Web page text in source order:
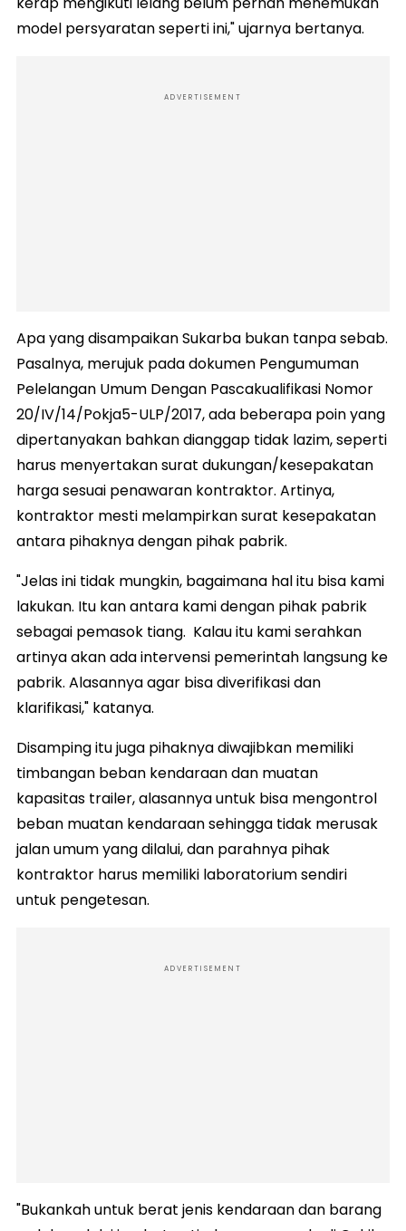
model persyaratan seperti ini," ujarnya bertanya.
ADVERTISEMENT
Apa yang disampaikan Sukarba bukan tanpa sebab.
Pasalnya, merujuk pada dokumen Pengumuman
Pelelangan Umum Dengan Pascakualifikasi Nomor
20/IV/14/Pokja5-ULP/2017, ada beberapa poin yang
dipertanyakan bahkan dianggap tidak lazim, seperti
harus menyertakan surat dukungan/kesepakatan
harga sesuai penawaran kontraktor. Artinya,
kontraktor mesti melampirkan surat kesepakatan
antara pihaknya dengan pihak pabrik.
"Jelas ini tidak mungkin, bagaimana hal itu bisa kami
lakukan. Itu kan antara kami dengan pihak pabrik
sebagai pemasok tiang. Kalau itu kami serahkan
artinya akan ada intervensi pemerintah langsung ke
pabrik. Alasannya agar bisa diverifikasi dan
klarifikasi," katanya.
Disamping itu juga pihaknya diwajibkan memiliki
timbangan beban kendaraan dan muatan
kapasitas trailer, alasannya untuk bisa mengontrol
beban muatan kendaraan sehingga tidak merusak
jalan umum yang dilalui, dan parahnya pihak
kontraktor harus memiliki laboratorium sendiri
untuk pengetesan.
ADVERTISEMENT
"Bukankah untuk berat jenis kendaraan dan barang